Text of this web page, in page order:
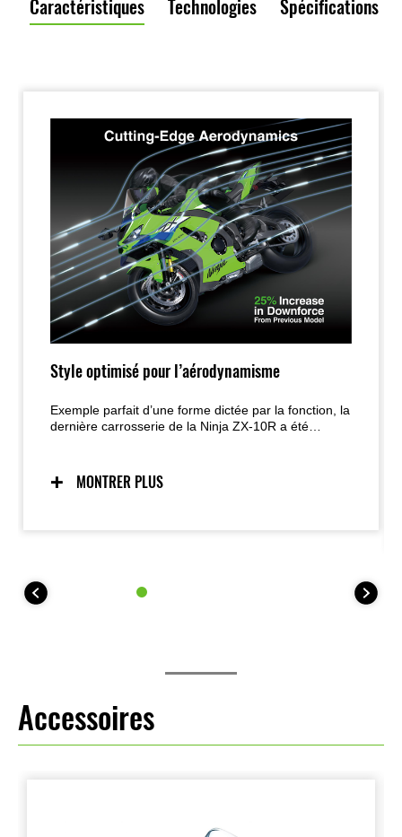
Caractéristiques Technologies Spécifications
Style optimisé pour l’aérodynamisme
Exemple parfait d’une forme dictée par la fonction, la
dernière carrosserie de la Ninja ZX-10R a été
redessiné reçoit de grandes ailettes qui augmentent
significativement l’appui à haute vitesse. Combiné à
MONTRER PLUS
Accessoires